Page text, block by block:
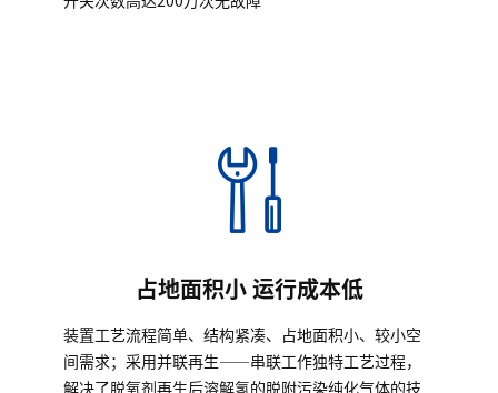
占地面积小 运行成本低
装置工艺流程简单、结构紧凑、占地面积小、较小空
间需求；采用并联再生——串联工作独特工艺过程，
解决了脱氧剂再生后溶解氢的脱附污染纯化气体的技